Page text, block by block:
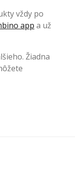
vždy po
app a už
Žiadna